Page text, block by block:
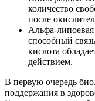
количество
после
Альфа-
способный
кислота
действием.
В первую очередь
поддержания в